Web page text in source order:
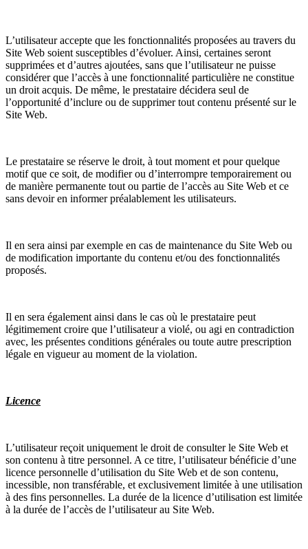
L’utilisateur accepte que les fonctionnalités proposées au travers du
Site Web soient susceptibles d’évoluer. Ainsi, certaines seront
supprimées et d’autres ajoutées, sans que l’utilisateur ne puisse
considérer que l’accès à une fonctionnalité particulière ne constitue
un droit acquis. De même, le prestataire décidera seul de
l’opportunité d’inclure ou de supprimer tout contenu présenté sur le
Site Web.
Le prestataire se réserve le droit, à tout moment et pour quelque
motif que ce soit, de modifier ou d’interrompre temporairement ou
de manière permanente tout ou partie de l’accès au Site Web et ce
sans devoir en informer préalablement les utilisateurs.
Il en sera ainsi par exemple en cas de maintenance du Site Web ou
de modification importante du contenu et/ou des fonctionnalités
proposés.
Il en sera également ainsi dans le cas où le prestataire peut
légitimement croire que l’utilisateur a violé, ou agi en contradiction
avec, les présentes conditions générales ou toute autre prescription
légale en vigueur au moment de la violation.
Licence
L’utilisateur reçoit uniquement le droit de consulter le Site Web et
son contenu à titre personnel. A ce titre, l’utilisateur bénéficie d’une
licence personnelle d’utilisation du Site Web et de son contenu,
incessible, non transférable, et exclusivement limitée à une utilisation
à des fins personnelles. La durée de la licence d’utilisation est limitée
à la durée de l’accès de l’utilisateur au Site Web.